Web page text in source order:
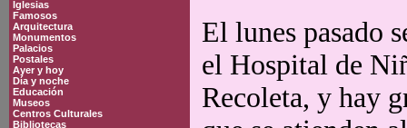
Iglesias
Famosos
Arquitectura
Monumentos
Palacios
Postales
Ayer y hoy
Día y noche
Educación
Museos
Centros Culturales
Bibliotecas
El lunes pasado
el Hospital de
Recoleta, y hay